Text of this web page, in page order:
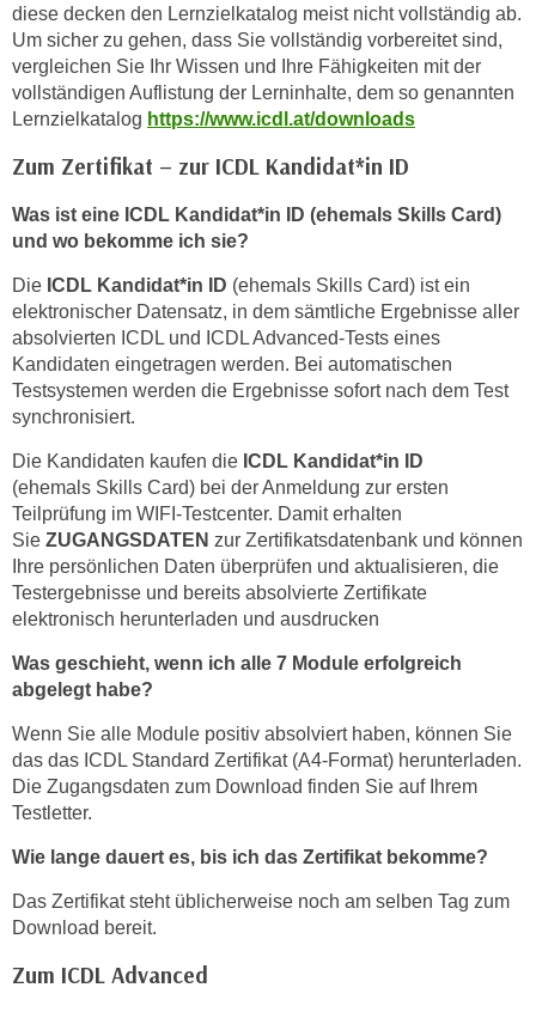
diese decken den Lernzielkatalog meist nicht vollständig ab.
Um sicher zu gehen, dass Sie vollständig vorbereitet sind,
vergleichen Sie Ihr Wissen und Ihre Fähigkeiten mit der
vollständigen Auflistung der Lerninhalte, dem so genannten
Lernzielkatalog https://www.icdl.at/downloads
Zum Zertifikat – zur ICDL Kandidat*in ID
Was ist eine ICDL Kandidat*in ID (ehemals Skills Card)
und wo bekomme ich sie?
Die ICDL Kandidat*in ID (ehemals Skills Card) ist ein
elektronischer Datensatz, in dem sämtliche Ergebnisse aller
absolvierten ICDL und ICDL Advanced-Tests eines
Kandidaten eingetragen werden. Bei automatischen
Testsystemen werden die Ergebnisse sofort nach dem Test
synchronisiert.
Die Kandidaten kaufen die ICDL Kandidat*in ID
(ehemals Skills Card) bei der Anmeldung zur ersten
Teilprüfung im WIFI-Testcenter. Damit erhalten
Sie ZUGANGSDATEN zur Zertifikatsdatenbank und können
Ihre persönlichen Daten überprüfen und aktualisieren, die
Testergebnisse und bereits absolvierte Zertifikate
elektronisch herunterladen und ausdrucken
Was geschieht, wenn ich alle 7 Module erfolgreich
abgelegt habe?
Wenn Sie alle Module positiv absolviert haben, können Sie
das das ICDL Standard Zertifikat (A4-Format) herunterladen.
Die Zugangsdaten zum Download finden Sie auf Ihrem
Testletter.
Wie lange dauert es, bis ich das Zertifikat bekomme?
Das Zertifikat steht üblicherweise noch am selben Tag zum
Download bereit.
Zum ICDL Advanced